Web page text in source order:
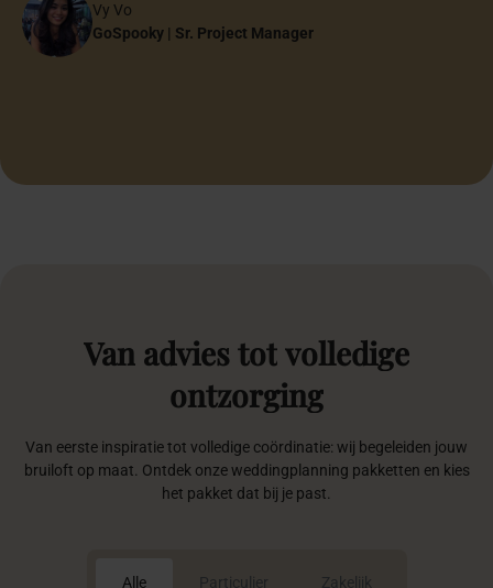
Marrakesh Night creëert een exclusieve totaalbeleving vol
luxe, traditie en betoverende sfeer.
vanaf€ 7.975,-
Vraag offerte aan